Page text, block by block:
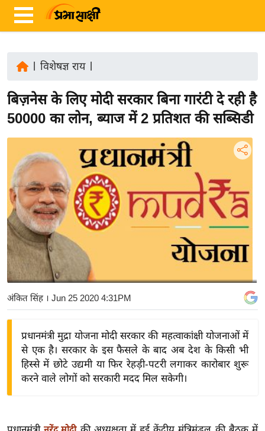
ज़ा
ख
रा
ष्ट्री
य
अं
त
र्रा
ष्ट्री
य
बि
ज़
द्यो
ग
विशेषज्ञ राय|
बिज़नेस के लिए मोदी सरकार बिना गारंटी दे रही है
50000 का लोन, ब्याज में 2 प्रतिशत की सब्सिडी
अंकित सिंह। Jun 25 2020 4:31PM
प्रधानमंत्री मुद्रा योजना मोदी सरकार की महत्वाकांक्षी योजनाओं में
से एक है। सरकार के इस फैसले के बाद अब देश के किसी भी
हिस्से में छोटे उद्यमी या फिर रेहड़ी-पटरी लगाकर कारोबार शुरू
करने वाले लोगों को सरकारी मदद मिल सकेगी।